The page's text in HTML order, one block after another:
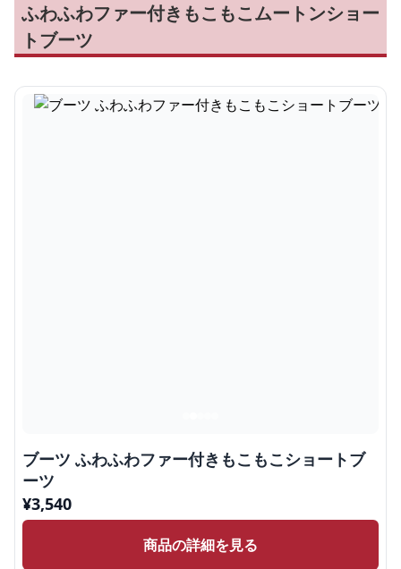
ふわふわファー付きもこもこムートンショー
トブーツ
ブーツ ふわふわファー付きもこもこショートブ
ーツ
¥3,540
商品の詳細を見る